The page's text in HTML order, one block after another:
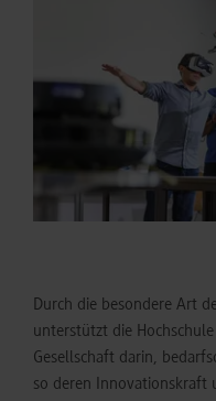
Durch die besondere Art
unterstützt die
Gesellschaft darin,
so deren Innovationskraft